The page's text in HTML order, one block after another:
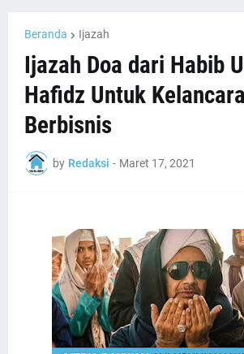
Beranda Ijazah
Ijazah Doa dari Habib
Hafidz Untuk
Berbisnis
by Redaksi - Maret 17, 2021